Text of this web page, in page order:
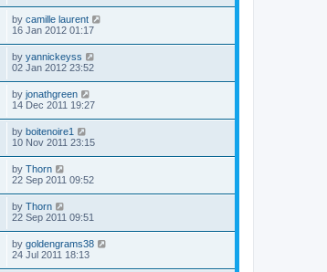
by camille laurent
16 Jan 2012 01:17
by yannickeyss
02 Jan 2012 23:52
by jonathgreen
14 Dec 2011 19:27
by boitenoire1
10 Nov 2011 23:15
by Thorn
22 Sep 2011 09:52
by Thorn
22 Sep 2011 09:51
by goldengrams38
24 Jul 2011 18:13